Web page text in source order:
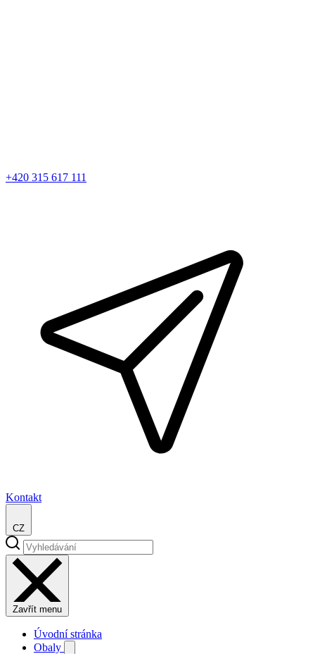
+420 315 617 111
Kontakt
CZ
Zavřít menu
Úvodní stránka
Obaly